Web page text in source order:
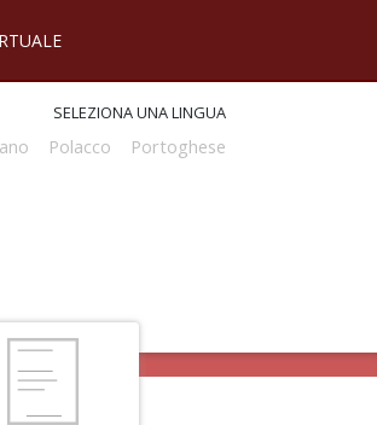
SELEZIONA UNA LINGUA
Polacco Portoghese